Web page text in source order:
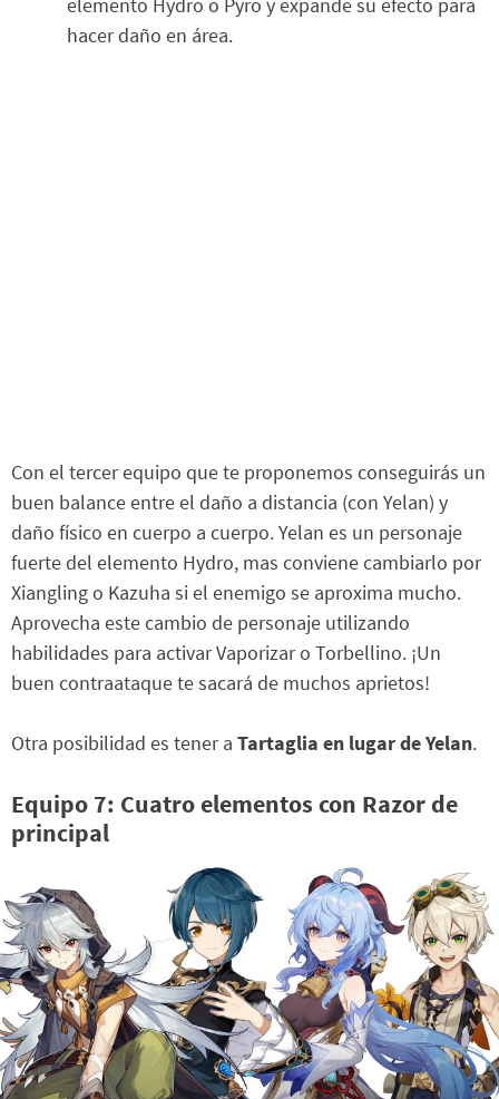
hacer daño en área.
Con el tercer equipo que te proponemos conseguirás un
buen balance entre el daño a distancia (con Yelan) y
daño físico en cuerpo a cuerpo. Yelan es un personaje
fuerte del elemento Hydro, mas conviene cambiarlo por
Xiangling o Kazuha si el enemigo se aproxima mucho.
Aprovecha este cambio de personaje utilizando
habilidades para activar Vaporizar o Torbellino. ¡Un
buen contraataque te sacará de muchos aprietos!
Otra posibilidad es tener a Tartaglia en lugar de Yelan.
Equipo 7: Cuatro elementos con Razor de
principal